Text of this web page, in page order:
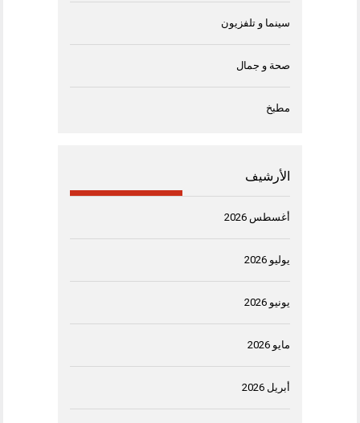
سينما و تلفزيون
صحة و جمال
مطبخ
الأرشيف
أغسطس 2026
يوليو 2026
يونيو 2026
مايو 2026
أبريل 2026